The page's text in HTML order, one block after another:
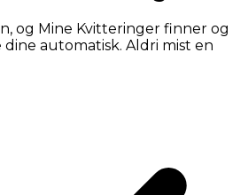
og Mine Kvitteringer finner og
automatisk. Aldri mist en